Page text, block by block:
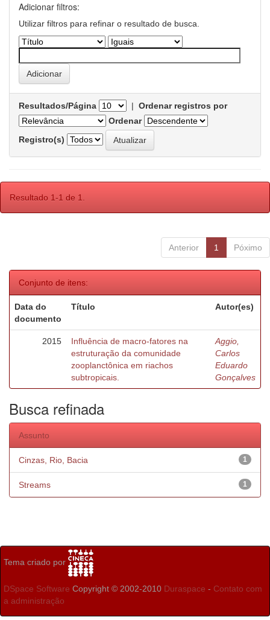
Adicionar filtros:
Utilizar filtros para refinar o resultado de busca.
Resultados/Página | Ordenar registros por
Ordenar
Registro(s)
Resultado 1-1 de 1.
Anterior 1 Póximo
Conjunto de itens:
Data do
documento
Título Autor(es)
2015
Influência de macro-fatores na
estruturação da comunidade
zooplanctônica em riachos
subtropicais.
Aggio,
Carlos
Eduardo
Gonçalves
Busca refinada
Assunto
1
Cinzas, Rio, Bacia
1
Streams
Tema criado por
DSpace Software Copyright © 2002-2010 Duraspace - Contato com
a administração